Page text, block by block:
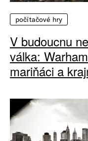
počítačové hry
V budoucnu
válka:
mariňáci a